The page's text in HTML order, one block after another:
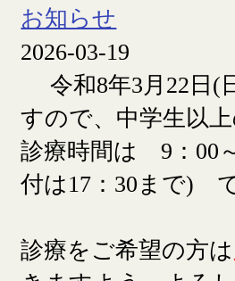
お知らせ
2026-03-19
令和8年3月22日(
すので、中学生以
診療時間は 9：00
付は17：30まで) で
診療をご希望の方は